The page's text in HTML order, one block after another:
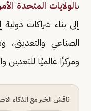
بالولايات المتحدة
إلى بناء شراكات
الصناعي والتعديني،
ومركزًا عالميًا للتعدين
ناقش الخبر مع الذكاء